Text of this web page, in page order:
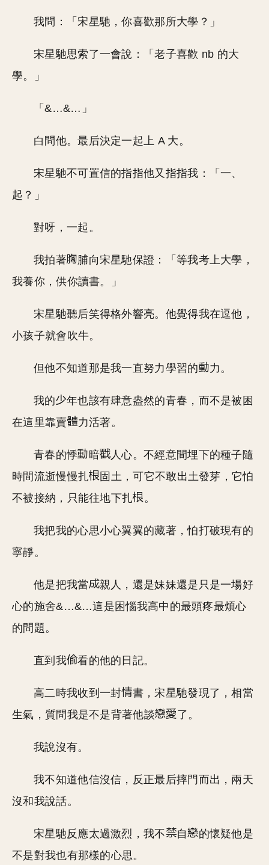
我問：「宋星馳，你喜歡那所大學？」
宋星馳思索了一會說：「老子喜歡 nb 的大
學。」
「&…&…」
白問他。最后決定一起上 A 大。
宋星馳不可置信的指指他又指指我：「一、
起？」
對呀，一起。
我拍著
脯向宋星馳保證：「等我考上大學，
我養你，供你讀書。」
宋星馳聽后笑得格外響亮。他覺得我在逗他，
小孩子就會吹牛。
但他不知道那是我一直努力學習的 力。
我的
年也該有肆意盎然的青春，而不是被困
在這里靠賣
力活著。
青春的悸 暗
人心。不經意間埋下的種子隨
時間流逝慢慢扎
固土，可它不敢出土發芽，它怕
不被接納，只能往地下扎
。
我把我的心思小心翼翼的藏著，怕打破現有的
寧靜。
他是把我當
親人，還是妹妹還是只是一場好
心的施舍&…&…這是困惱我高中的最頭疼最煩心
的問題。
直到我 看的他的日記。
高二時我收到一封
書，宋星馳發現了，相當
生氣，質問我是不是背著他談
了。
我說沒有。
我不知道他信沒信，反正最后摔門而出，兩天
沒和我說話。
宋星馳反應太過激烈，我不 自
的懷疑他是
不是對我也有那樣的心思。